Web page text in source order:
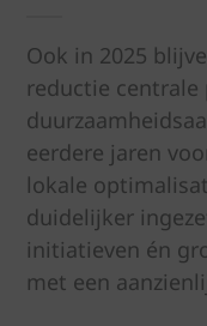
Ook in 2025
reductie
eerdere jaren
lokale
duidelijker
initiatieven én
met een